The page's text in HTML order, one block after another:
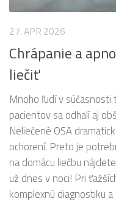
27. APR 2026
Chrápanie a
liečiť
Mnoho ľudí v súčasnosti
pacientov sa odhalí aj
Neliečené OSA
ochorení. Preto je
na domácu liečbu
už dnes v noci! Pri
komplexnú diagnostiku